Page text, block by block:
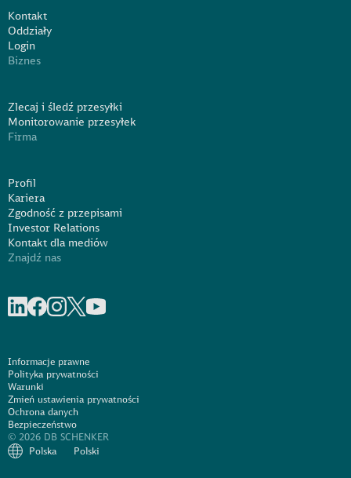
Kontakt
Oddziały
Login
Biznes
Zlecaj i śledź przesyłki
Monitorowanie przesyłek
Firma
Profil
Kariera
Zgodność z przepisami
Investor Relations
Kontakt dla mediów
Znajdź nas
Informacje prawne
Polityka prywatności
Warunki
Zmień ustawienia prywatności
Ochrona danych
Bezpieczeństwo
© 2026 DB SCHENKER
Polska
Polski